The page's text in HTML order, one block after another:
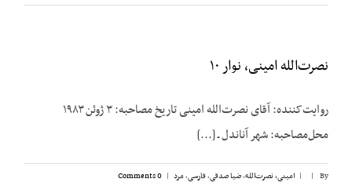
نصرت‌الله امینی، نوار ۱۰
روایت‌کننده: آقای نصرت‌الله امینی تاریخ مصاحبه: ۳ ژوئن ۱۹۸۳
محل‌مصاحبه: شهر آناندل ـ [...]
By
|
| امینی، نصرت‌الله,ضیا صدقی,فارسی,مرد |
0 Comments